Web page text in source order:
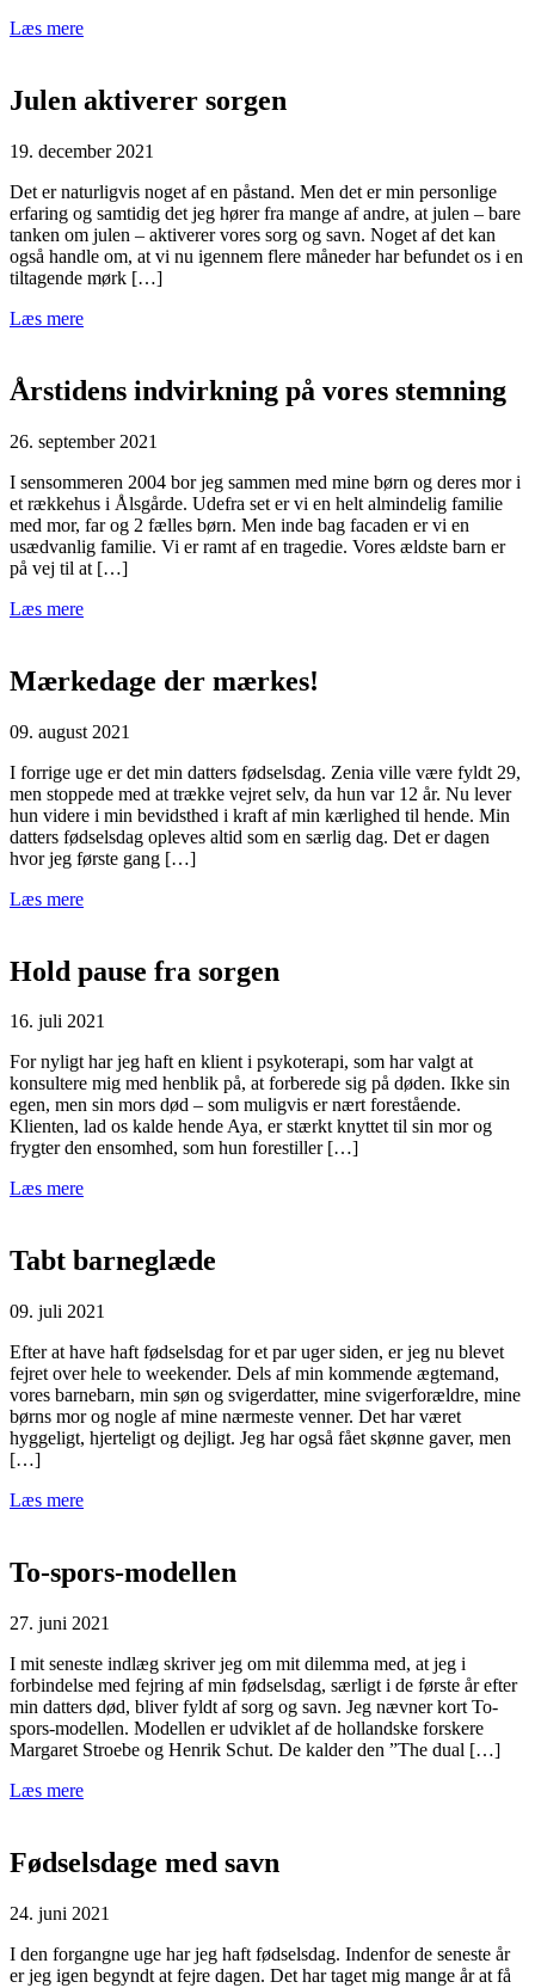
Læs mere
Julen aktiverer sorgen
19. december 2021
Det er naturligvis noget af en påstand. Men det er min personlige
erfaring og samtidig det jeg hører fra mange af andre, at julen – bare
tanken om julen – aktiverer vores sorg og savn. Noget af det kan
også handle om, at vi nu igennem flere måneder har befundet os i en
tiltagende mørk […]
Læs mere
Årstidens indvirkning på vores stemning
26. september 2021
I sensommeren 2004 bor jeg sammen med mine børn og deres mor i
et rækkehus i Ålsgårde. Udefra set er vi en helt almindelig familie
med mor, far og 2 fælles børn. Men inde bag facaden er vi en
usædvanlig familie. Vi er ramt af en tragedie. Vores ældste barn er
på vej til at […]
Læs mere
Mærkedage der mærkes!
09. august 2021
I forrige uge er det min datters fødselsdag. Zenia ville være fyldt 29,
men stoppede med at trække vejret selv, da hun var 12 år. Nu lever
hun videre i min bevidsthed i kraft af min kærlighed til hende. Min
datters fødselsdag opleves altid som en særlig dag. Det er dagen
hvor jeg første gang […]
Læs mere
Hold pause fra sorgen
16. juli 2021
For nyligt har jeg haft en klient i psykoterapi, som har valgt at
konsultere mig med henblik på, at forberede sig på døden. Ikke sin
egen, men sin mors død – som muligvis er nært forestående.
Klienten, lad os kalde hende Aya, er stærkt knyttet til sin mor og
frygter den ensomhed, som hun forestiller […]
Læs mere
Tabt barneglæde
09. juli 2021
Efter at have haft fødselsdag for et par uger siden, er jeg nu blevet
fejret over hele to weekender. Dels af min kommende ægtemand,
vores barnebarn, min søn og svigerdatter, mine svigerforældre, mine
børns mor og nogle af mine nærmeste venner. Det har været
hyggeligt, hjerteligt og dejligt. Jeg har også fået skønne gaver, men
[…]
Læs mere
To-spors-modellen
27. juni 2021
I mit seneste indlæg skriver jeg om mit dilemma med, at jeg i
forbindelse med fejring af min fødselsdag, særligt i de første år efter
min datters død, bliver fyldt af sorg og savn. Jeg nævner kort To-
spors-modellen. Modellen er udviklet af de hollandske forskere
Margaret Stroebe og Henrik Schut. De kalder den ”The dual […]
Læs mere
Fødselsdage med savn
24. juni 2021
I den forgangne uge har jeg haft fødselsdag. Indenfor de seneste år
er jeg igen begyndt at fejre dagen. Det har taget mig mange år at få